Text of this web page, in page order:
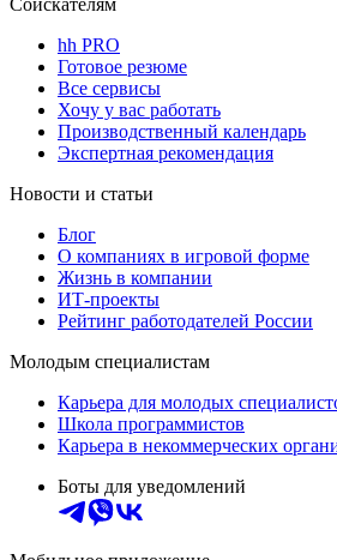
Соискателям
hh PRO
Готовое резюме
Все сервисы
Хочу у вас работать
Производственный календарь
Экспертная рекомендация
Новости и статьи
Блог
О компаниях в игровой форме
Жизнь в компании
ИТ-проекты
Рейтинг работодателей России
Молодым специалистам
Карьера для молодых
Школа программистов
Карьера в некоммерческих
Боты для уведомлений